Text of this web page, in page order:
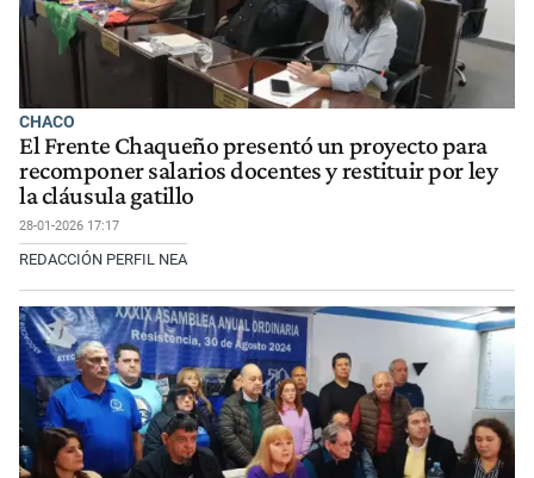
CHACO
El Frente Chaqueño presentó un proyecto para
recomponer salarios docentes y restituir por ley
la cláusula gatillo
28-01-2026 17:17
REDACCIÓN PERFIL NEA